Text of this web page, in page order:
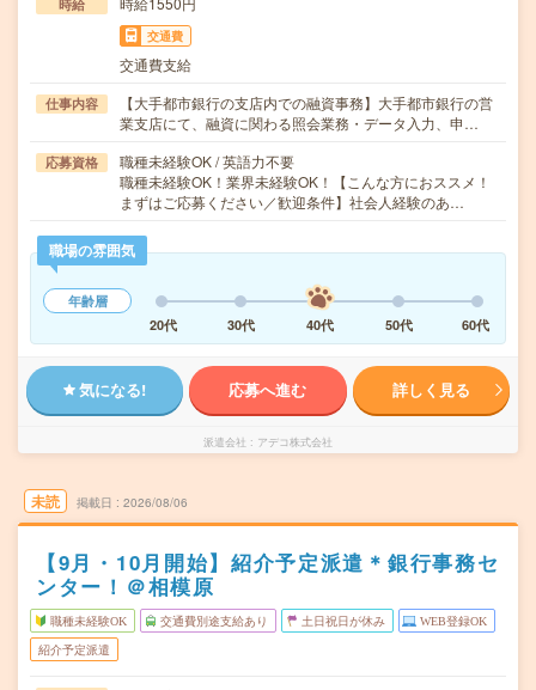
時給
交通費
交通費支給
仕事内容
【大手都市銀行の支店内での融資事務】大手都市銀行の営
業支店にて、融資に関わる照会業務・データ入力、申…
応募資格
職種未経験OK / 英語力不要
職種未経験OK！業界未経験OK！【こんな方におススメ！
まずはご応募ください／歓迎条件】社会人経験のあ…
職場の雰囲気
年齢層
20代
30代 40代 50代 60代
気になる! 応募へ進む 詳しく見る
派遣会社 アデコ株式会社
未読 掲載日 2026/08/06
【9月・10月開始】紹介予定派遣＊銀行事務セ
ンター！＠相模原
職種未経験OK 交通費別途支給あり 土日祝日が休み WEB登録OK
紹介予定派遣